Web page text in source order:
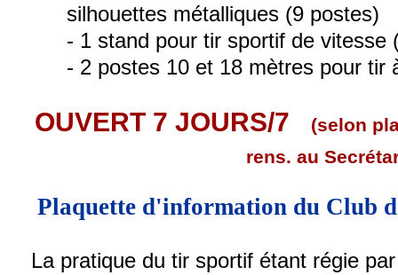
silhouettes métalliques (9 postes)
- 1 stand pour tir sportif de vitesse
- 2 postes 10 et 18 mètres pour tir
OUVERT 7 JOURS/7
(selon
rens. au
Plaquette d'information du Club
La pratique du tir sportif étant régie